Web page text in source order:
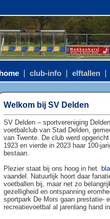
home club-info elftallen
Welkom bij SV Delden
SV Delden – sportvereniging
voetbalclub van Stad Delden,
van Twente. De club werd
1923 en vierde in 2023 haar 100-
bestaan.
Plezier staat bij ons hoog in het
vaandel. Natuurlijk hoort daar
voetballen bij, maar net zo
gezelligheid en ontspanning
sportpark De Mors gaan prestatie-
recreatievoetbal al jarenlang hand